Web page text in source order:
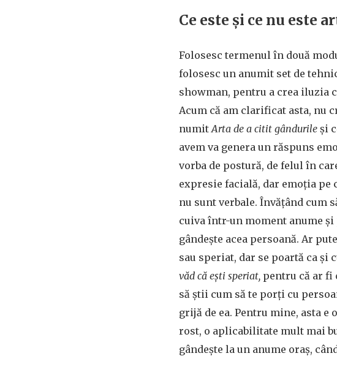
Ce este și ce nu este
Folosesc termenul în două
folosesc un anumit set de
showman, pentru a crea iluzia
Acum că am clarificat asta, nu
numitArta de a citit gândurile și
avem va genera un răspuns
vorba de postură, de felul în
expresie facială, dar emoția
nu sunt verbale. Învățând cum
cuiva într-un moment anume și
gândește acea persoană. Ar
sau speriat, dar se poartă ca și
văd că ești speriat, pentru că ar fi
să știi cum să te porți cu
grijă de ea. Pentru mine, asta
rost, o aplicabilitate mult mai
gândește la un anume oraș,